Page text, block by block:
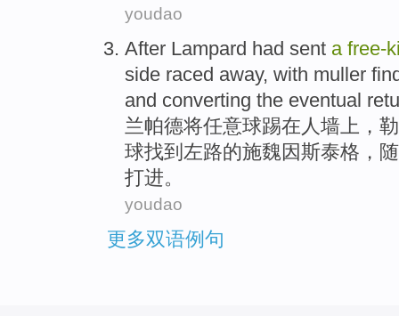
youdao
After Lampard had sent a free-
side raced away, with muller
and converting the eventual
兰帕德将任意球踢在人 墙上 ，
球找到 左路的施魏因斯泰格，
打进。
youdao
更多双语例句